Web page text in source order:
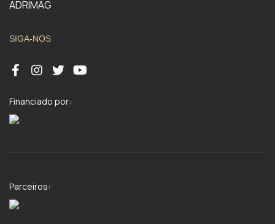
ADRIMAG
SIGA-NOS
Financiado por:
Parceiros: